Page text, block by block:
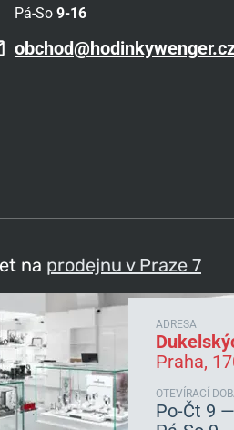
Pá-So 9-16
na prodejnu v Praze 7
ADRESA
Praha,
OTEVÍRACÍ
Po-Čt 9